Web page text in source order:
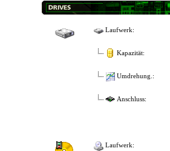
Laufwerk:
Kapazität:
Umdrehung.:
Anschluss:
Laufwerk: